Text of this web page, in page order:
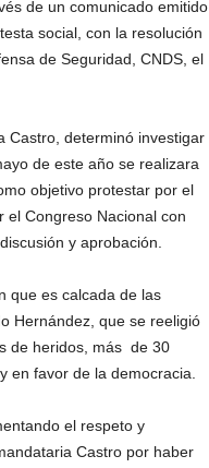
de un comunicado emitido
social, con la resolución
de Seguridad, CNDS, el
Castro, determinó investigar
de este año se realizara
objetivo protestar por el
el Congreso Nacional con
y aprobación.
que es calcada de las
Hernández, que se reeligió
de heridos, más de 30
en favor de la democracia.
el respeto y
Castro por haber